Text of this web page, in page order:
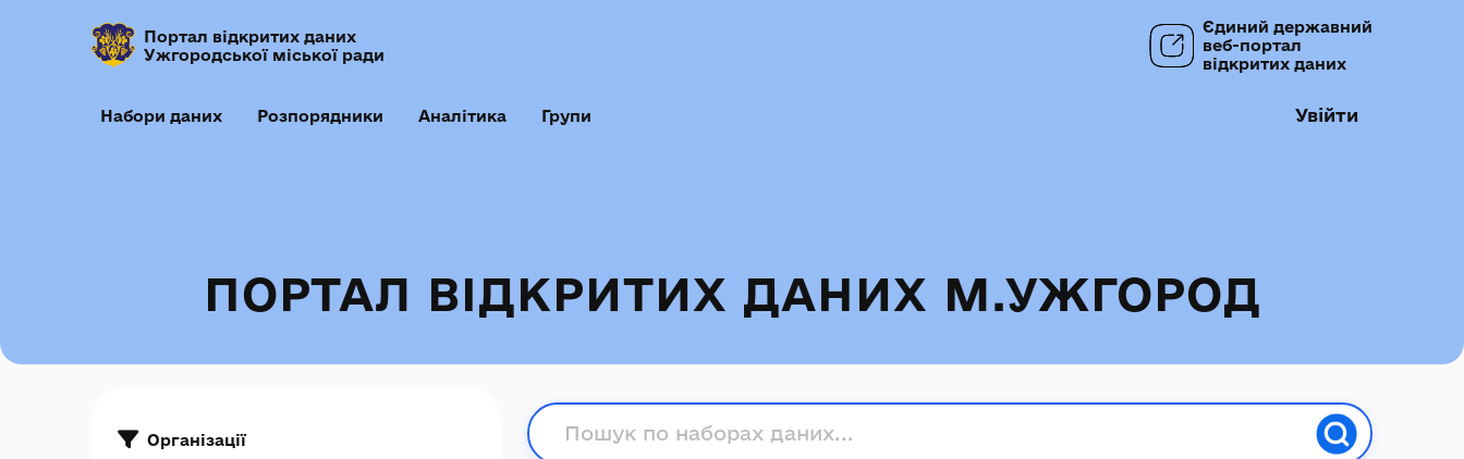
Портал відкритих даних
Ужгородської міської ради
Єдиний державний
веб-портал
відкритих даних
Набори даних Розпорядники Аналітика Групи Увійти
ПОРТАЛ ВІДКРИТИХ ДАНИХ М.УЖГОРОД
Організації